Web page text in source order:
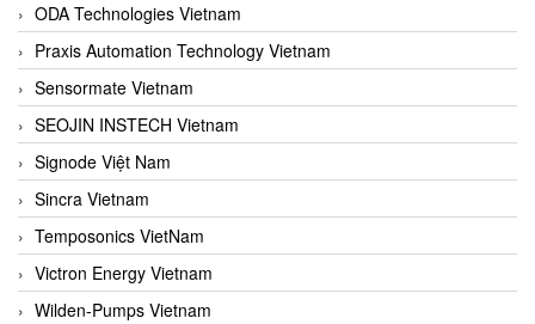
ODA Technologies Vietnam
Praxis Automation Technology Vietnam
Sensormate Vietnam
SEOJIN INSTECH Vietnam
Signode Việt Nam
Sincra Vietnam
Temposonics VietNam
Victron Energy Vietnam
Wilden-Pumps Vietnam